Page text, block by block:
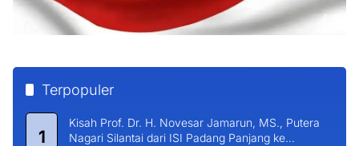
Terpopuler
1
Kisah Prof. Dr. H. Novesar Jamarun, MS., Putera
Nagari Silantai dari ISI Padang Panjang ke